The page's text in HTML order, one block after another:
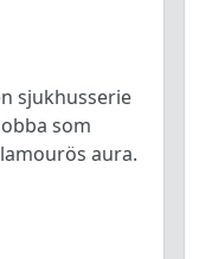
sjukhusserie
som
aura.